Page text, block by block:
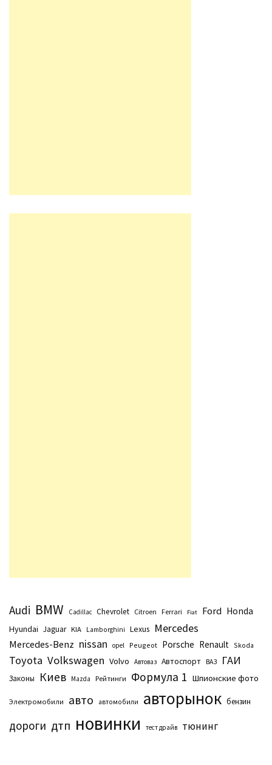
Audi BMW Cadillac Chevrolet Citroen Ferrari Fiat Ford Honda
Hyundai Jaguar KIA Lamborghini Lexus Mercedes
Mercedes-Benz nissan opel Peugeot Porsche Renault Skoda
Toyota Volkswagen Volvo Автоваз Автоспорт ВАЗ ГАИ
Законы Киев Маzda Рейтинги Формула 1 Шпионские фото
Электромобили авто автомобили авторынок бензин
дороги дтп новинки тест драйв тюнинг